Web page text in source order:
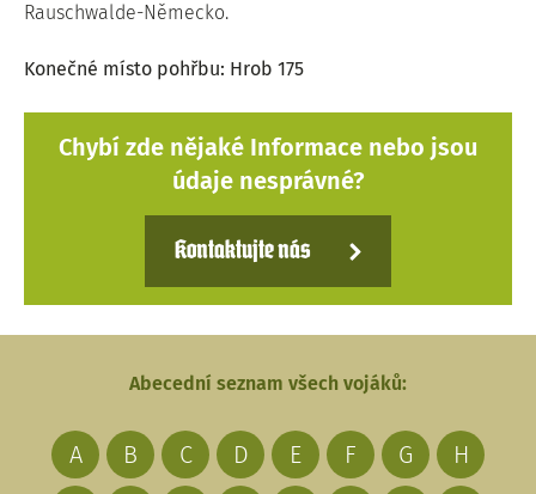
Rauschwalde-Německo.
Konečné místo pohřbu: Hrob 175
Chybí zde nějaké Informace nebo jsou
údaje nesprávné?
Kontaktujte nás
Abecední seznam všech vojáků:
A B C D E F G
H